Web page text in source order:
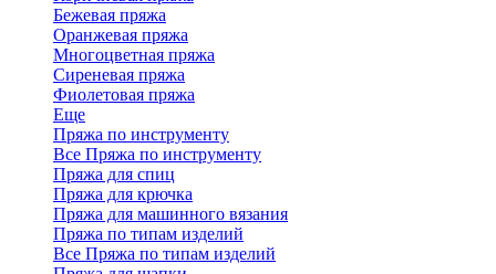
Бежевая пряжа
Оранжевая пряжа
Многоцветная пряжа
Сиреневая пряжа
Фиолетовая пряжа
Еще
Пряжа по инструменту
Все Пряжа по инструменту
Пряжа для спиц
Пряжа для крючка
Пряжа для машинного вязания
Пряжа по типам изделий
Все Пряжа по типам изделий